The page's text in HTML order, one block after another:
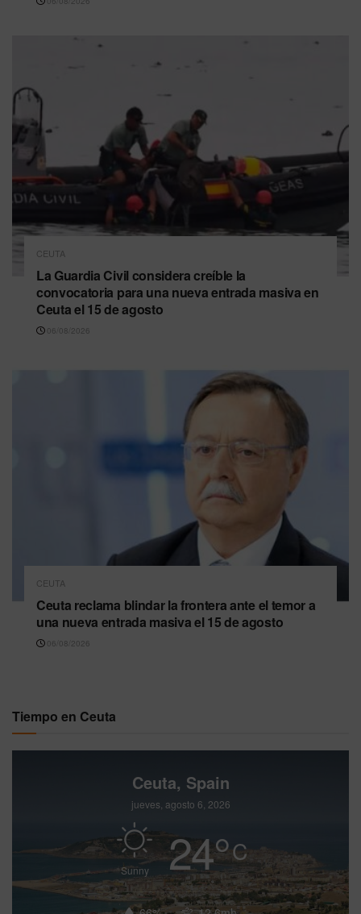
CEUTA
La Guardia Civil considera creíble la
convocatoria para una nueva entrada masiva en
Ceuta el 15 de agosto
06/08/2026
CEUTA
Ceuta reclama blindar la frontera ante el temor a
una nueva entrada masiva el 15 de agosto
06/08/2026
Tiempo en Ceuta
Ceuta, Spain
jueves, agosto 6, 2026
Sunny 24°C